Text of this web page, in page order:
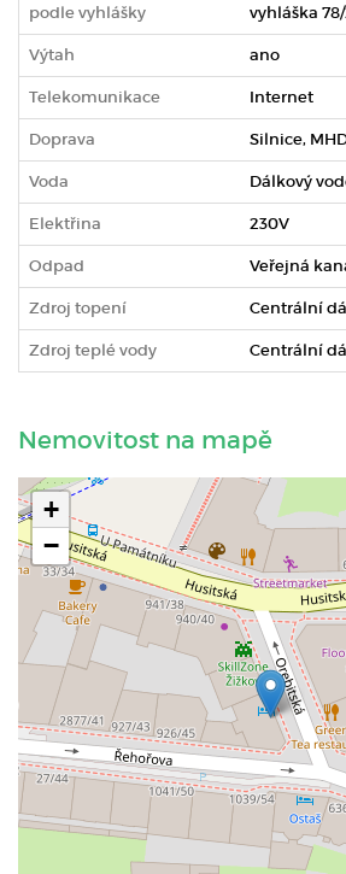
podle vyhlášky vyhláška
Výtah ano
Telekomunikace Internet
Doprava Silnice,
Voda Dálkový
Elektřina 230V
Odpad Veřejná
Zdroj topení Centrální
Zdroj teplé vody Centrální
Nemovitost na mapě
+
−